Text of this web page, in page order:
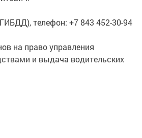
телефон: +7 843 452-30-94
на право управления
и выдача водительских